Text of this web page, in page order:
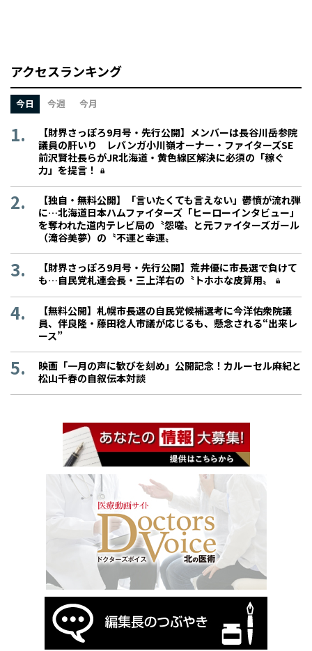
アクセスランキング
今日 今週 今月
【財界さっぽろ9月号・先行公開】メンバーは長谷川岳参院
議員の肝いり レバンガ小川嶺オーナー・ファイターズSE
前沢賢社長らがJR北海道・黄色線区解決に必須の「稼ぐ
力」を提言！
【独自・無料公開】「言いたくても言えない」鬱憤が流れ弾
に…北海道日本ハムファイターズ「ヒーローインタビュー」
を奪われた道内テレビ局の〝怨嗟〟と元ファイターズガール
（滝谷美夢）の〝不運と幸運〟
【財界さっぽろ9月号・先行公開】荒井優に市長選で負けて
も…自民党札連会長・三上洋右の〝トホホな皮算用〟
【無料公開】札幌市長選の自民党候補選考に今洋佑衆院議
員、伴良隆・藤田稔人市議が応じるも、懸念される“出来レ
ース”
映画「一月の声に歓びを刻め」公開記念！カルーセル麻紀と
松山千春の自叙伝本対談